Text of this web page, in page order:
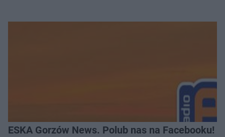
ESKA Gorzów News. Polub nas na Facebooku!